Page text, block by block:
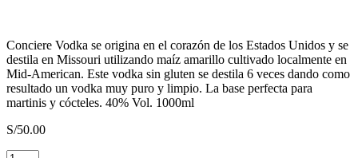
Conciere Vodka se origina en el corazón de los Estados Unidos y se
destila en Missouri utilizando maíz amarillo cultivado localmente en
Mid-American. Este vodka sin gluten se destila 6 veces dando como
resultado un vodka muy puro y limpio. La base perfecta para
martinis y cócteles. 40% Vol. 1000ml
S/50.00